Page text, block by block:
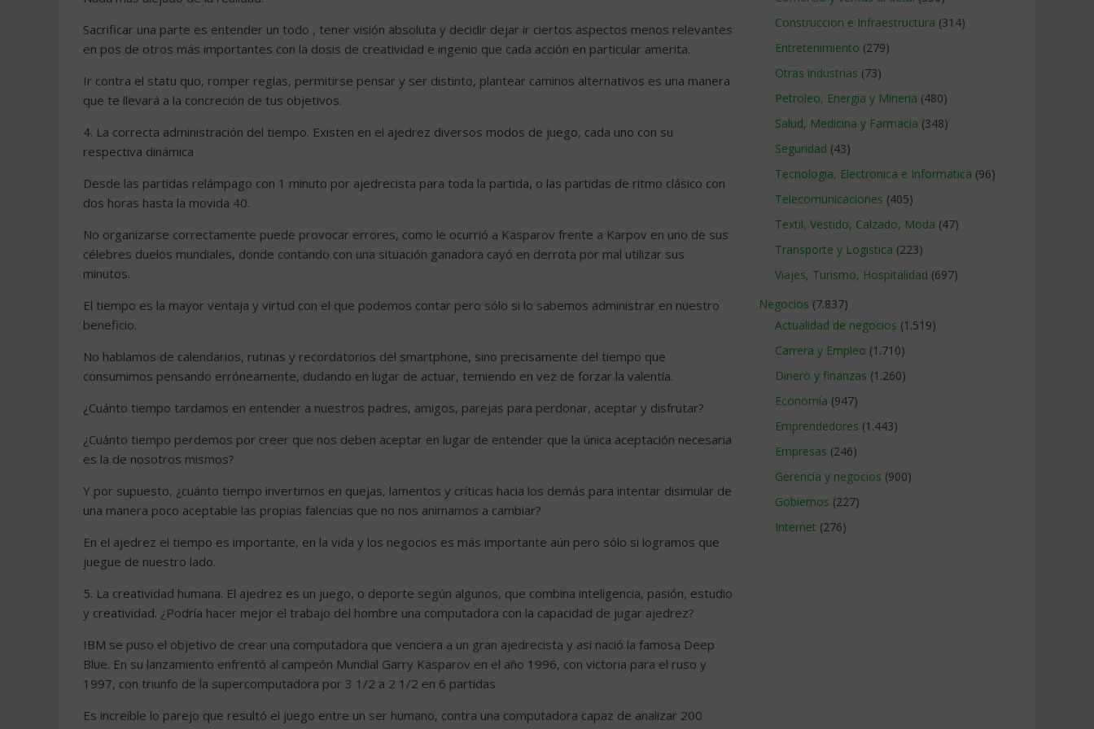
Sacrificar una parte es entender un todo , tener visión absoluta y decidir dejar ir ciertos aspectos menos relevantes
en pos de otros más importantes con la dosis de creatividad e ingenio que cada acción en particular amerita.
Ir contra el statu quo, romper reglas, permitirse pensar y ser distinto, plantear caminos alternativos es una manera
que te llevará a la concreción de tus objetivos.
4. La correcta administración del tiempo. Existen en el ajedrez diversos modos de juego, cada uno con su
respectiva dinámica
Desde las partidas relámpago con 1 minuto por ajedrecista para toda la partida, o las partidas de ritmo clásico con
dos horas hasta la movida 40.
No organizarse correctamente puede provocar errores, como le ocurrió a Kasparov frente a Karpov en uno de sus
célebres duelos mundiales, donde contando con una situación ganadora cayó en derrota por mal utilizar sus
minutos.
El tiempo es la mayor ventaja y virtud con el que podemos contar pero sólo si lo sabemos administrar en nuestro
beneficio.
No hablamos de calendarios, rutinas y recordatorios del smartphone, sino precisamente del tiempo que
consumimos pensando erróneamente, dudando en lugar de actuar, temiendo en vez de forzar la valentía.
¿Cuánto tiempo tardamos en entender a nuestros padres, amigos, parejas para perdonar, aceptar y disfrutar?
¿Cuánto tiempo perdemos por creer que nos deben aceptar en lugar de entender que la única aceptación necesaria
es la de nosotros mismos?
Y por supuesto, ¿cuánto tiempo invertimos en quejas, lamentos y críticas hacia los demás para intentar disimular de
una manera poco aceptable las propias falencias que no nos animamos a cambiar?
En el ajedrez el tiempo es importante, en la vida y los negocios es más importante aún pero sólo si logramos que
juegue de nuestro lado.
5. La creatividad humana. El ajedrez es un juego, o deporte según algunos, que combina inteligencia, pasión, estudio
y creatividad. ¿Podría hacer mejor el trabajo del hombre una computadora con la capacidad de jugar ajedrez?
IBM se puso el objetivo de crear una computadora que venciera a un gran ajedrecista y asi nació la famosa Deep
Blue. En su lanzamiento enfrentó al campeón Mundial Garry Kasparov en el año 1996, con victoria para el ruso y
1997, con triunfo de la supercomputadora por 3 1/2 a 2 1/2 en 6 partidas
Es increíble lo parejo que resultó el juego entre un ser humano, contra una computadora capaz de analizar 200
Construccion e Infraestructura (314)
Entretenimiento (279)
Otras industrias (73)
Petroleo, Energia y Mineria (480)
Salud, Medicina y Farmacia (348)
Seguridad (43)
Tecnologia, Electronica e Informatica (96)
Telecomunicaciones (405)
Textil, Vestido, Calzado, Moda (47)
Transporte y Logistica (223)
Viajes, Turismo, Hospitalidad (697)
Negocios (7.837)
Actualidad de negocios (1.519)
Carrera y Empleo (1.710)
Dinero y finanzas (1.260)
Economía (947)
Emprendedores (1.443)
Empresas (246)
Gerencia y negocios (900)
Gobiernos (227)
Internet (276)